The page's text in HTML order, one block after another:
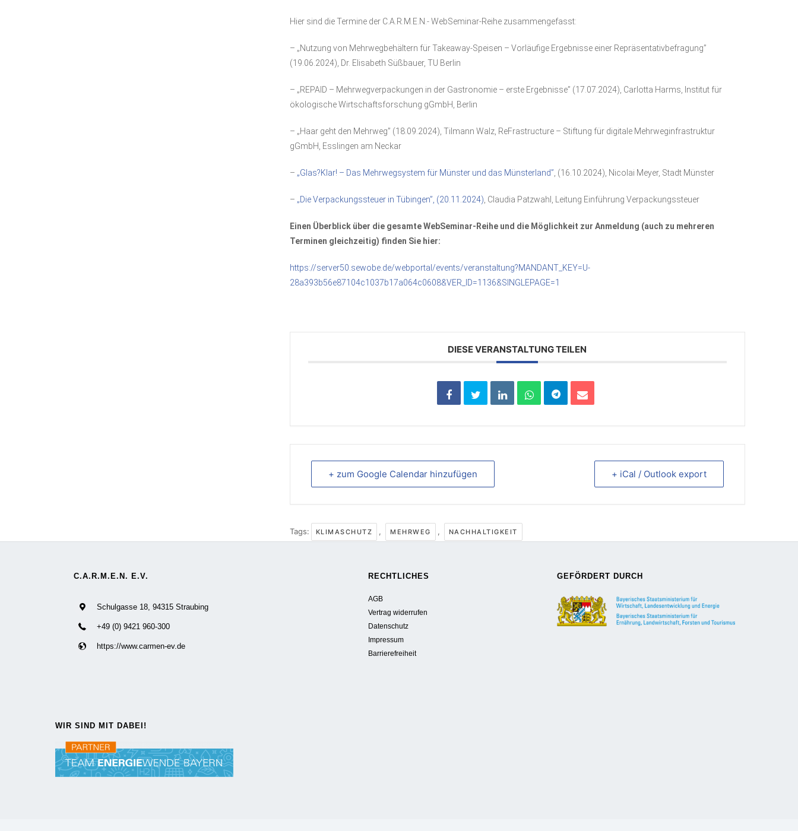
Hier sind die Termine der C.A.R.M.E.N.- WebSeminar-Reihe zusammengefasst:
– „Nutzung von Mehrwegbehältern für Takeaway-Speisen – Vorläufige Ergebnisse einer Repräsentativbefragung”
(19.06.2024), Dr. Elisabeth Süßbauer, TU Berlin
– „REPAID – Mehrwegverpackungen in der Gastronomie – erste Ergebnisse” (17.07.2024), Carlotta Harms, Institut für
ökologische Wirtschaftsforschung gGmbH, Berlin
– „Haar geht den Mehrweg” (18.09.2024), Tilmann Walz, ReFrastructure – Stiftung für digitale Mehrweginfrastruktur
gGmbH, Esslingen am Neckar
– „Glas?Klar! – Das Mehrwegsystem für Münster und das Münsterland” , (16.10.2024), Nicolai Meyer, Stadt Münster
– „Die Verpackungssteuer in Tübingen”, (20.11.2024) , Claudia Patzwahl, Leitung Einführung Verpackungssteuer
Einen Überblick über die gesamte WebSeminar-Reihe und die Möglichkeit zur Anmeldung (auch zu mehreren
Terminen gleichzeitig) finden Sie hier:
https://server50.sewobe.de/webportal/events/veranstaltung?MANDANT_KEY=U-
28a393b56e87104c1037b17a064c0608&VER_ID=1136&SINGLEPAGE=1
DIESE VERANSTALTUNG TEILEN
+ zum Google Calendar hinzufügen + iCal / Outlook export
Tags: KLIMASCHUTZ , MEHRWEG , NACHHALTIGKEIT
C.A.R.M.E.N. E.V.
Schulgasse 18, 94315 Straubing
+49 (0) 9421 960-300
https://www.carmen-ev.de
RECHTLICHES
AGB
Vertrag widerrufen
Datenschutz
Impressum
Barrierefreiheit
GEFÖRDERT DURCH
WIR SIND MIT DABEI!